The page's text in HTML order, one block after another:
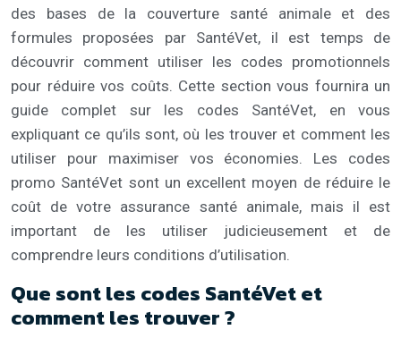
des bases de la couverture santé animale et des
formules proposées par SantéVet, il est temps de
découvrir comment utiliser les codes promotionnels
pour réduire vos coûts. Cette section vous fournira un
guide complet sur les codes SantéVet, en vous
expliquant ce qu’ils sont, où les trouver et comment les
utiliser pour maximiser vos économies. Les codes
promo SantéVet sont un excellent moyen de réduire le
coût de votre assurance santé animale, mais il est
important de les utiliser judicieusement et de
comprendre leurs conditions d’utilisation.
Que sont les codes SantéVet et
comment les trouver ?